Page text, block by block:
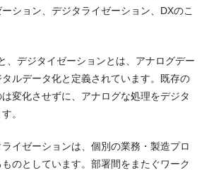
ション、デジタライゼーション、DXのこ
、デジタイゼーションとは、アナログデー
ルデータ化と定義されています。既存の
変化させずに、アナログな処理をデジタ
。
イゼーションは、個別の業務・製造プロ
のとしています。部署間をまたぐワーク